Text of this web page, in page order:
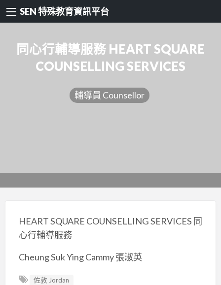
SEN 特殊教育資訊平台
同心行輔導服務 HEART SQUARE
COUNSELLING SERVICES
輔導員 Counsellor
HEART SQUARE COUNSELLING SERVICES 同
心行輔導服務
Cheung Suk Ying Cammy 張淑英
佐敦 Jordan